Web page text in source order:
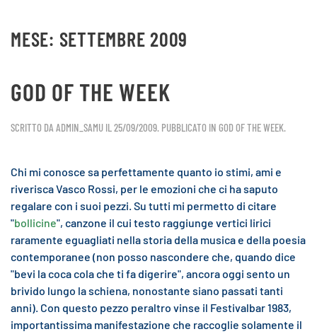
Skip to main content
MESE: SETTEMBRE 2009
GOD OF THE WEEK
SCRITTO DA ADMIN_SAMU IL25/09/2009. PUBBLICATO IN GOD OF THE WEEK.
Chi mi conosce sa perfettamente quanto io stimi, ami e
riverisca Vasco Rossi, per le emozioni che ci ha saputo
regalare con i suoi pezzi. Su tutti mi permetto di citare
"bollicine", canzone il cui testo raggiunge vertici lirici
raramente eguagliati nella storia della musica e della poesia
contemporanee (non posso nascondere che, quando dice
"bevi la coca cola che ti fa digerire", ancora oggi sento un
brivido lungo la schiena, nonostante siano passati tanti
anni). Con questo pezzo peraltro vinse il Festivalbar 1983,
importantissima manifestazione che raccoglie solamente il